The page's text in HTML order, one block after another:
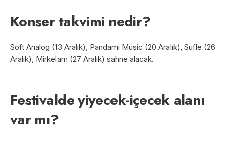
Konser takvimi nedir?
Soft Analog (13 Aralık), Pandami Music (20 Aralık), Sufle (26
Aralık), Mirkelam (27 Aralık) sahne alacak.
Festivalde yiyecek-içecek alanı
var mı?